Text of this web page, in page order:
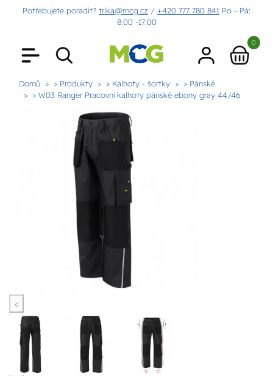
Potřebujete poradit? trika@mcg.cz / +420 777 780 841 Po - Pá:
8:00 -17:00
0
Domů > Produkty > Kalhoty - šortky
> Pánské
> W03 Ranger Pracovní kalhoty pánské ebony gray 44/46
<